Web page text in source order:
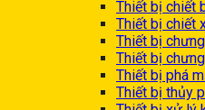
Thiết bị chiết
Thiết bị chiết
Thiết bị
Thiết bị
Thiết bị phá
Thiết bị thủy